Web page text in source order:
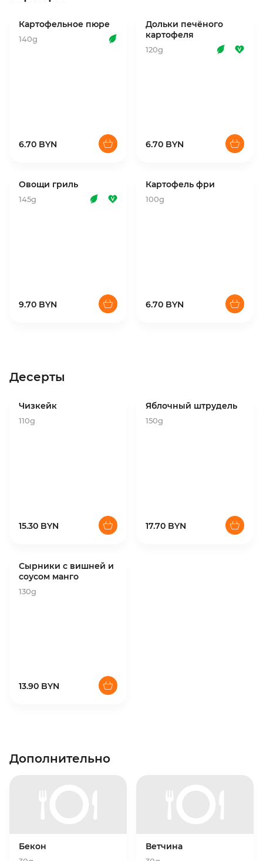
Картофельное пюре
140g
6.70 BYN
Дольки печёного
картофеля
120g
6.70 BYN
Овощи гриль
145g
9.70 BYN
Картофель фри
100g
6.70 BYN
Десерты
Чизкейк
110g
15.30 BYN
Яблочный штрудель
150g
17.70 BYN
Сырники с вишней и
соусом манго
130g
13.90 BYN
Дополнительно
Бекон Ветчина